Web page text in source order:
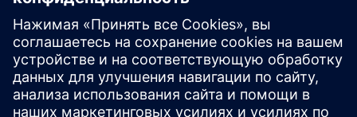
OPC Router Enterprise Edition
Промежуточное ПО для связи. Инновационный.
Просто. Эффективное. Собирайте данные,